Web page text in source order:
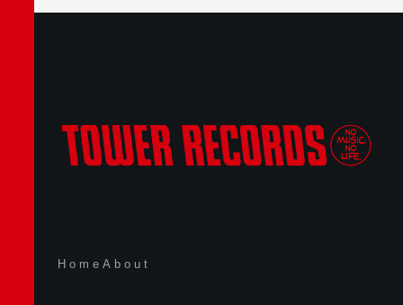
Home About